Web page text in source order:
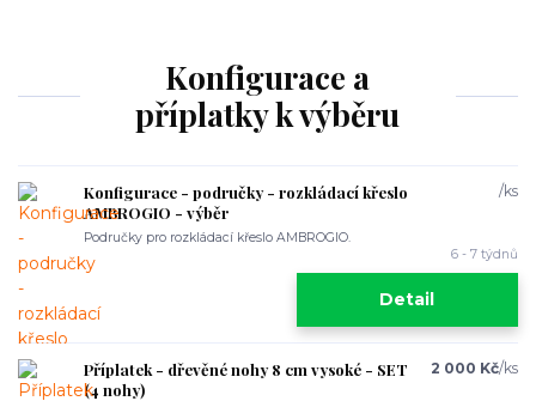
Konfigurace a
příplatky k výběru
Konfigurace - područky - rozkládací křeslo
AMBROGIO - výběr
Područky pro rozkládací křeslo AMBROGIO.
/ks
6 - 7 týdnů
Detail
Příplatek - dřevěné nohy 8 cm vysoké - SET
(4 nohy)
2 000 Kč/ks